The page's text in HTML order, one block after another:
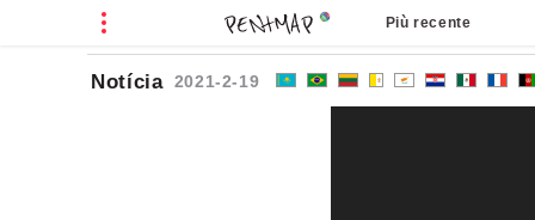
Più recente
Notícia 2021-2-19